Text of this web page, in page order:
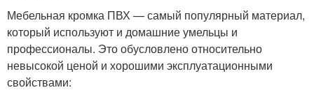
Мебельная кромка ПВХ — самый популярный материал,
который используют и домашние умельцы и
профессионалы. Это обусловлено относительно
невысокой ценой и хорошими эксплуатационными
свойствами: